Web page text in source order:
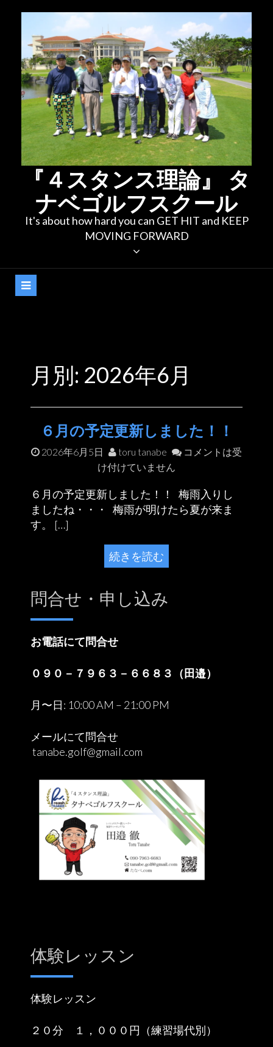
『４スタンス理論』 タ
ナベゴルフスクール
It's about how hard you can GET HIT and KEEP
MOVING FORWARD
月別: 2026年6月
６月の予定更新しました！！
2026年6月5日 toru tanabe
コメントは受
け付けていません
６月の予定更新しました！！ 梅雨入りし
ましたね・・・ 梅雨が明けたら夏が来ま
す。 […]
続きを読む
問合せ・申し込み
お電話にて問合せ
０９０－７９６３－６６８３（田邉）
月〜日: 10:00 AM – 21:00 PM
メールにて問合せ
tanabe.golf@gmail.com
体験レッスン
体験レッスン
２０分 １，０００円（練習場代別）